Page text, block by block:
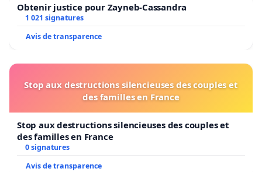
Obtenir justice pour Zayneb-Cassandra
1 021 signatures
Avis de transparence
Stop aux destructions silencieuses des couples et
des familles en France
Stop aux destructions silencieuses des couples et
des familles en France
0 signatures
Avis de transparence